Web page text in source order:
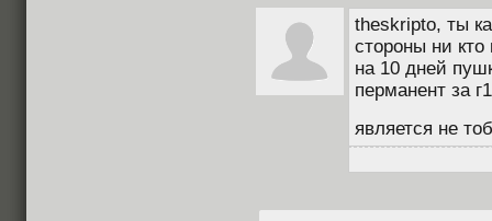
theskripto, ты
стороны ни
на 10 дней
перманент за
является не